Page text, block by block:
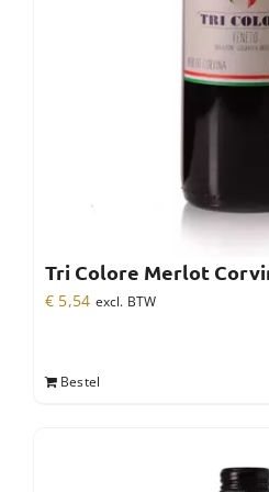
Tri Colore Merlot
€ 5,54 excl. BTW
Bestel